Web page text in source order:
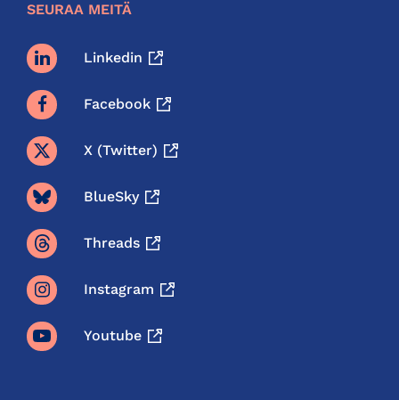
SEURAA MEITÄ
Linkedin
Facebook
X (twitter)
BlueSky
Threads
Instagram
Youtube